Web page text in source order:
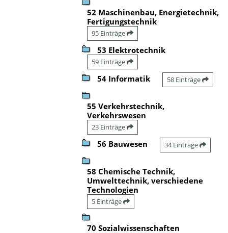
52 Maschinenbau, Energietechnik,
Fertigungstechnik
95 Einträge
53 Elektrotechnik
59 Einträge
54 Informatik 58 Einträge
55 Verkehrstechnik,
Verkehrswesen
23 Einträge
56 Bauwesen 34 Einträge
58 Chemische Technik,
Umwelttechnik, verschiedene
Technologien
5 Einträge
70 Sozialwissenschaften